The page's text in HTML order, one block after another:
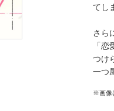
てし
さら
「
つけ
一つ
※画像